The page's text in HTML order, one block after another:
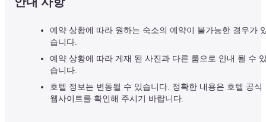
예약 상황에 따라 원하는 숙소의 예약이 불가능한 경우가
습니다.
예약 상황에 따라 게재 된 사진과 다른 룸으로 안내 될 수
습니다.
호텔 정보는 변동될 수 있습니다. 정확한 내용은 호텔 공식
웹사이트를 확인해 주시기 바랍니다.